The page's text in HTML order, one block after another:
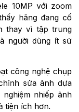
10MP với zoom
hãng đang cố
thay vì tập trung
người dùng ít sử
công nghệ chụp
sửa ảnh dựa
nhiếp ảnh
tiện ích hơn.